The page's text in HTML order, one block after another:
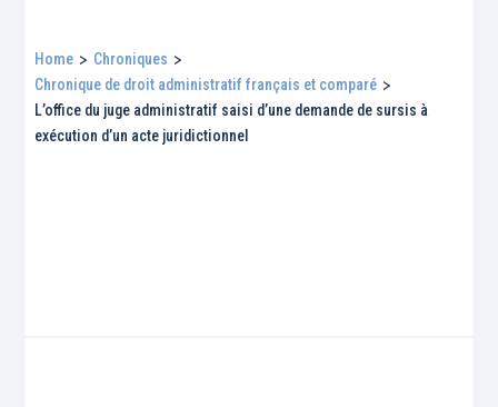
Home > Chroniques >
Chronique de droit administratif français et comparé >
L’office du juge administratif saisi d’une demande de sursis à
exécution d’un acte juridictionnel